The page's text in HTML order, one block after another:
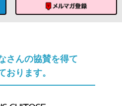
さんの協賛を得て
おります。